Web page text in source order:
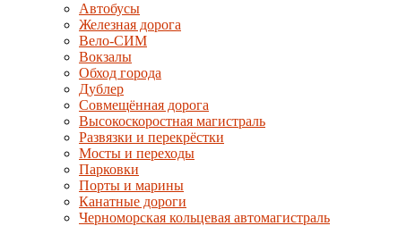
Автобусы
Железная дорога
Вело-СИМ
Вокзалы
Обход города
Дублер
Совмещённая дорога
Высокоскоростная магистраль
Развязки и перекрёстки
Мосты и переходы
Парковки
Порты и марины
Канатные дороги
Черноморская кольцевая автомагистраль